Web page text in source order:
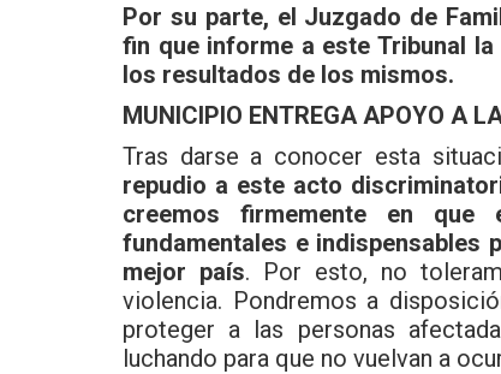
Por su parte, el Juzgado de
fin que informe a este Tribunal
los resultados de los mismos.
MUNICIPIO ENTREGA APOYO A
Tras darse a conocer esta
repudio a este acto
creemos firmemente en
fundamentales e indispensables
mejor país. Por esto, no
violencia. Pondremos a
proteger a las personas
luchando para que no vuelvan a